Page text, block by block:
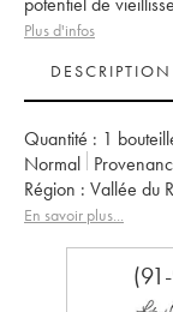
Plus d'infos
Quantité : 1
Normal
Région :
Vallée du
Propriétaire :
En savoir plus...